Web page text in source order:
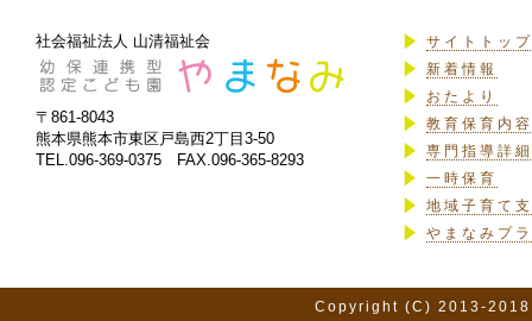
社会福祉法人 山清福祉会
〒861-8043
熊本県熊本市東区戸島西2丁目3-50
TEL.096-369-0375 FAX.096-365-8293
サイトトップ
新着情報
おたより
教育保育内
専門指導詳細
一時保育
地域子育て
やまなみプ
Copyright (C) 2013-